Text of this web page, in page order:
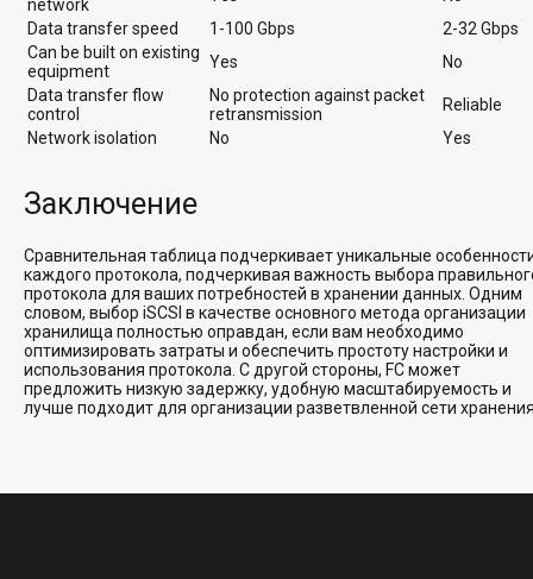
network
Data transfer speed
1-100 Gbps
2-32 Gbps
Can be built on existing
equipment
Yes
No
Data transfer flow
control
No protection against packet
retransmission
Reliable
Network isolation
No Yes
Заключение
Сравнительная таблица подчеркивает уникальные
каждого протокола, подчеркивая важность выбора
протокола для ваших потребностей в хранении данных. Одним
словом, выбор iSCSI в качестве основного метода организации
хранилища полностью оправдан, если вам необходимо
оптимизировать затраты и обеспечить простоту настройки и
использования протокола. С другой стороны, FC может
предложить низкую задержку, удобную масштабируемость и
лучше подходит для организации разветвленной сети